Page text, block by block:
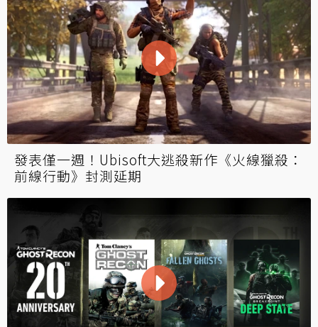
發表僅一週！Ubisoft大逃殺新作《火線獵殺：
前線行動》封測延期